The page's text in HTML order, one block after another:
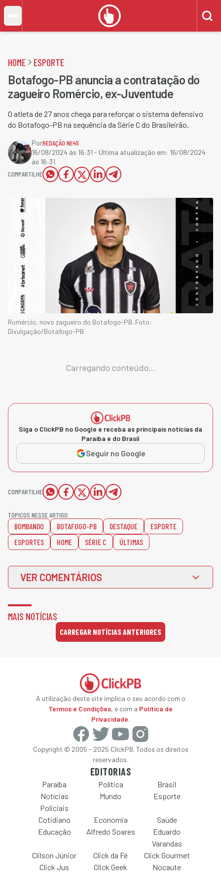
HOME ESPORTE
Botafogo-PB anuncia a contratação do
zagueiro Romércio, ex-Juventude
O atleta de 27 anos chega para reforçar o sistema defensivo
do Botafogo-PB na sequência da Série C do Brasileirão.
PorREDAÇÃO NE45
16/08/2024 às 16:31 - Última atualização em: 16/08/2024
às 16:31
COMPARTILHE
Romércio, novo zagueiro do Botafogo-PB. Foto:
Divulgação/Botafogo-PB
Carregando conteúdo...
Siga o ClickPB no Google e receba as principais notícias da
Paraíba e do Brasil
Seguir no Google
COMPARTILHE
TÓPICOS NESSE ARTIGO:
BOMBANDO BOTAFOGO-PB DESTAQUE
ESPORTE
ESPORTES
HOME SÉRIE C ÚLTIMAS
VER COMENTÁRIOS
MAIS NOTÍCIAS
CARREGAR NOTÍCIAS ANTERIORES
A utilização deste site implica o seu acordo com o
Termos e Condições, e com a Política de
Privacidade.
Copyright © 2005 - 2025 ClickPB. Todos os direitos
reservados.
EDITORIAS
Paraíba Política
Brasil
Notícias
Policiais
Mundo Esporte
Cotidiano Economia
Saúde
Educação
Alfredo Soares
Eduardo
Varandas
Clilson Júnior
Click da Fé
Click Gourmet
Click Jus
Click Geek Nocaute